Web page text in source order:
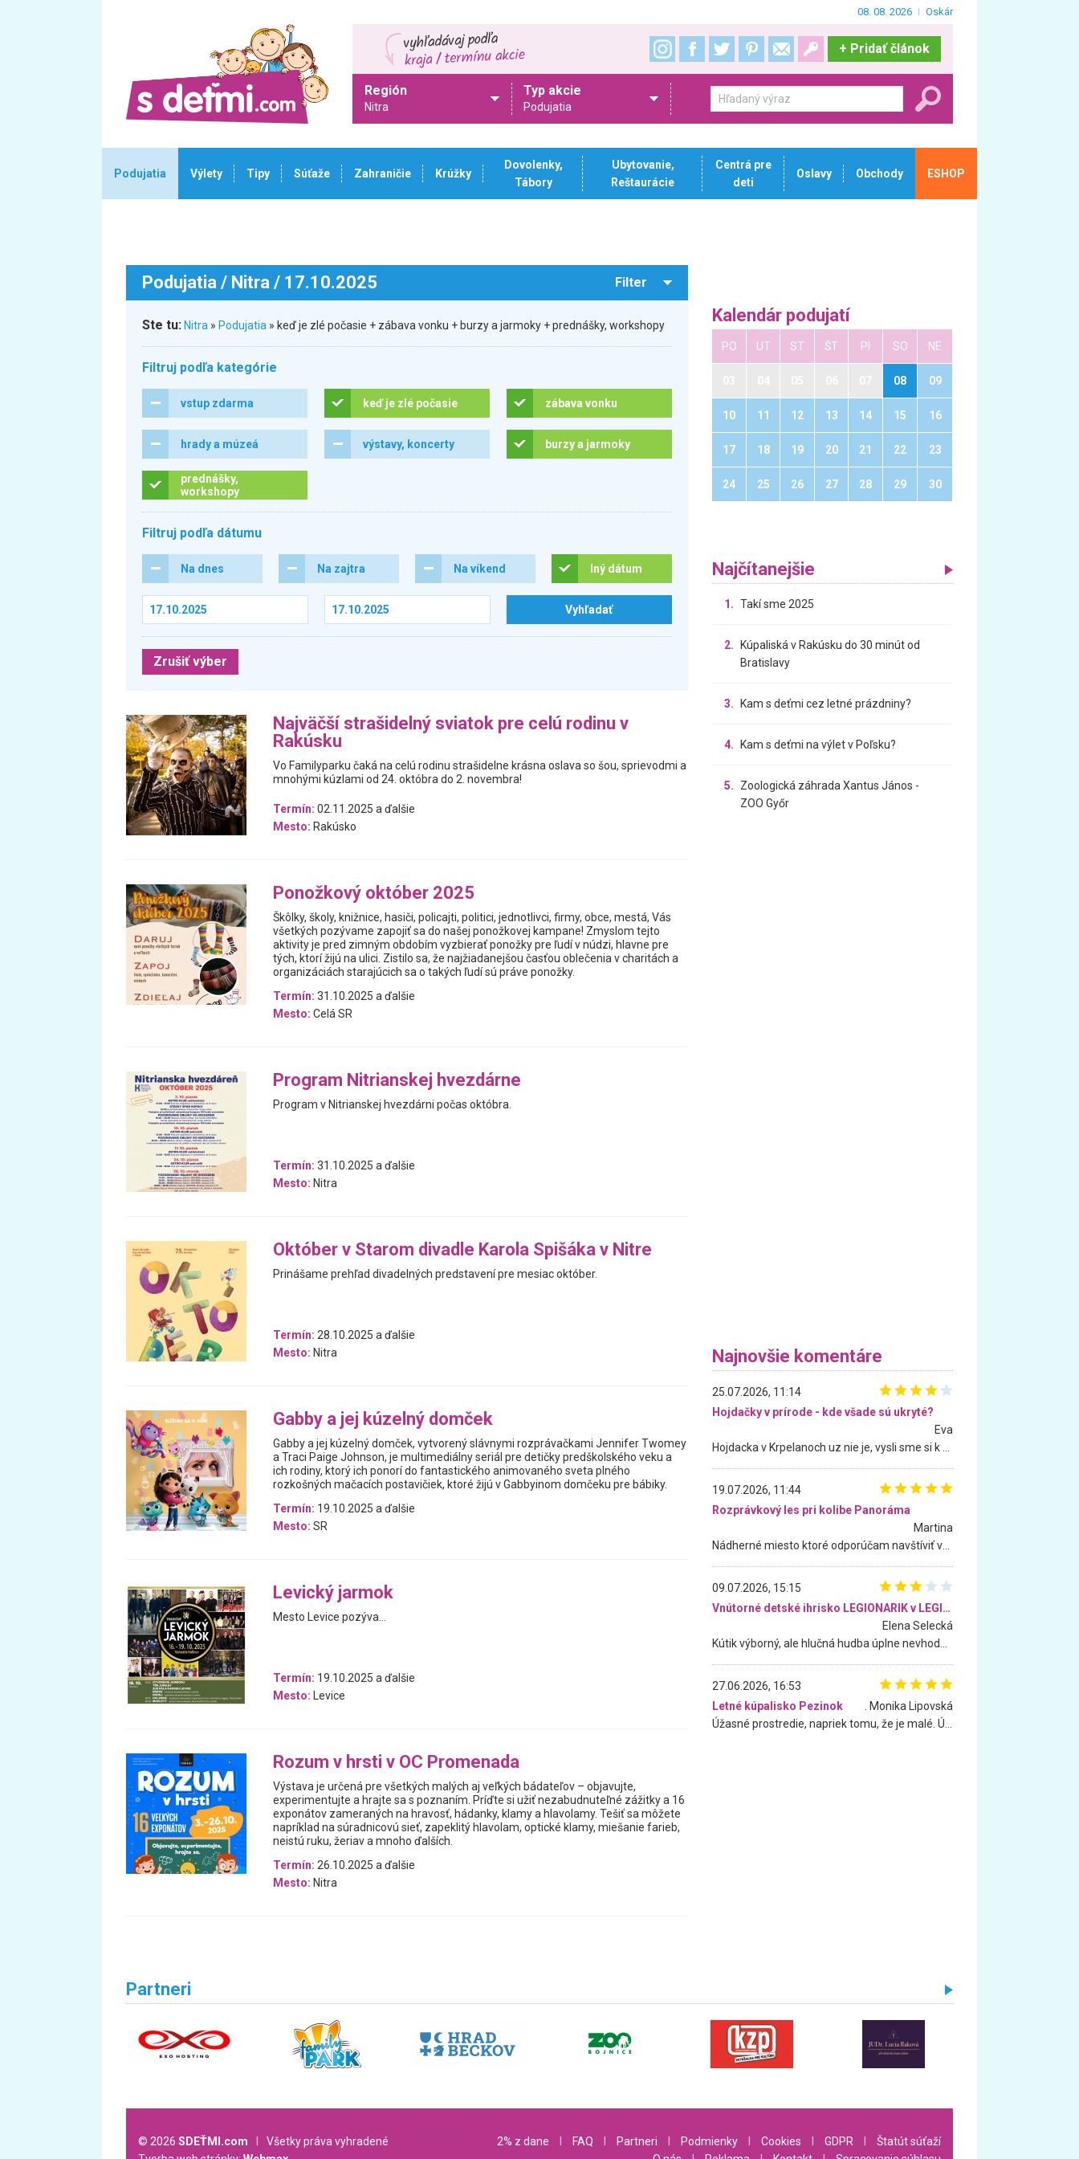
08. 08. 2026 Oskár
+ Pridať článok
Región
Nitra
Typ akcie
Podujatia
Podujatia Výlety Tipy Súťaže Zahraničie Krúžky
Dovolenky,
Tábory
Ubytovanie,
Reštaurácie
Centrá pre
deti
Oslavy Obchody ESHOP
Podujatia / Nitra / 17.10.2025 Filter
Ste tu: Nitra » Podujatia » keď je zlé počasie + zábava vonku + burzy a jarmoky + prednášky, workshopy
Filtruj podľa kategórie
vstup zdarma keď je zlé počasie zábava vonku
hrady a múzeá výstavy, koncerty burzy a jarmoky
prednášky,
workshopy
Filtruj podľa dátumu
Na dnes Na zajtra Na víkend Iný dátum
Zrušiť výber
Najväčší strašidelný sviatok pre celú rodinu v
Rakúsku
Vo Familyparku čaká na celú rodinu strašidelne krásna oslava so šou, sprievodmi a
mnohými kúzlami od 24. októbra do 2. novembra!
Termín: 02.11.2025 a ďalšie
Mesto: Rakúsko
Ponožkový október 2025
Škôlky, školy, knižnice, hasiči, policajti, politici, jednotlivci, firmy, obce, mestá, Vás
všetkých pozývame zapojiť sa do našej ponožkovej kampane! Zmyslom tejto
aktivity je pred zimným obdobím vyzbierať ponožky pre ľudí v núdzi, hlavne pre
tých, ktorí žijú na ulici. Zistilo sa, že najžiadanejšou časťou oblečenia v charitách a
organizáciách starajúcich sa o takých ľudí sú práve ponožky.
Termín: 31.10.2025 a ďalšie
Mesto: Celá SR
Program Nitrianskej hvezdárne
Program v Nitrianskej hvezdárni počas októbra.
Termín: 31.10.2025 a ďalšie
Mesto: Nitra
Október v Starom divadle Karola Spišáka v Nitre
Prinášame prehľad divadelných predstavení pre mesiac október.
Termín: 28.10.2025 a ďalšie
Mesto: Nitra
Gabby a jej kúzelný domček
Gabby a jej kúzelný domček, vytvorený slávnymi rozprávačkami Jennifer Twomey
a Traci Paige Johnson, je multimediálny seriál pre detičky predškolského veku a
ich rodiny, ktorý ich ponorí do fantastického animovaného sveta plného
rozkošných mačacích postavičiek, ktoré žijú v Gabbyinom domčeku pre bábiky.
Termín: 19.10.2025 a ďalšie
Mesto: SR
Levický jarmok
Mesto Levice pozýva...
Termín: 19.10.2025 a ďalšie
Mesto: Levice
Rozum v hrsti v OC Promenada
Výstava je určená pre všetkých malých aj veľkých bádateľov – objavujte,
experimentujte a hrajte sa s poznaním. Príďte si užiť nezabudnuteľné zážitky a 16
exponátov zameraných na hravosť, hádanky, klamy a hlavolamy. Tešiť sa môžete
napríklad na súradnicovú sieť, zapeklitý hlavolam, optické klamy, miešanie farieb,
neistú ruku, žeriav a mnoho ďalších.
Termín: 26.10.2025 a ďalšie
Mesto: Nitra
Kalendár podujatí
PO UT ST ŠT PI SO NE
08 09
10 11 12 13 14 15 16
17 18 19 20 21 22 23
24 25 26 27 28 29 30
Najčítanejšie
1. Takí sme 2025
2.
Kúpaliská v Rakúsku do 30 minút od
Bratislavy
3. Kam s deťmi cez letné prázdniny?
4. Kam s deťmi na výlet v Poľsku?
5.
Zoologická záhrada Xantus János -
ZOO Győr
Najnovšie komentáre
25.07.2026, 11:14
Hojdačky v prírode - kde všade sú ukryté?
Eva
19.07.2026, 11:44
Rozprávkový les pri kolibe Panoráma
Martina
09.07.2026, 15:15
Vnútorné detské ihrisko LEGIONARIK v LEGIA Fitness
Elena Selecká
27.06.2026, 16:53
Letné kúpalisko Pezinok
. Monika Lipovská
Partneri
2% z dane FAQ Partneri Podmienky Cookies GDPR
Štatút súťaží
© 2026 SDEŤMI.com
Všetky práva vyhradené